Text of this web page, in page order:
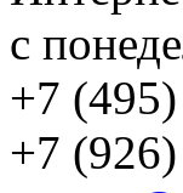
с
+7
+7